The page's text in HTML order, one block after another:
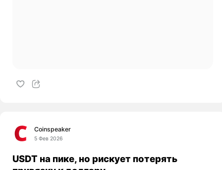
Coinspeaker
5 Фев 2026
USDT на пике, но рискует потерять